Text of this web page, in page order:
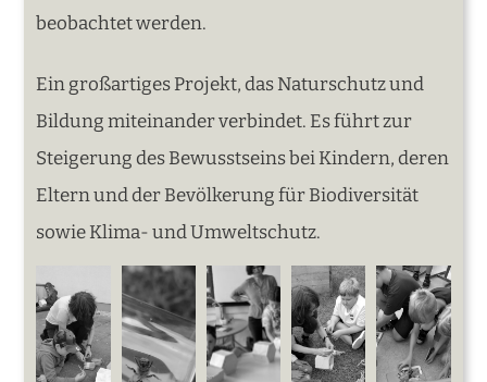
beobachtet werden.
Ein großartiges Projekt, das Naturschutz und
Bildung miteinander verbindet. Es führt zur
Steigerung des Bewusstseins bei Kindern, deren
Eltern und der Bevölkerung für Biodiversität
sowie Klima- und Umweltschutz.